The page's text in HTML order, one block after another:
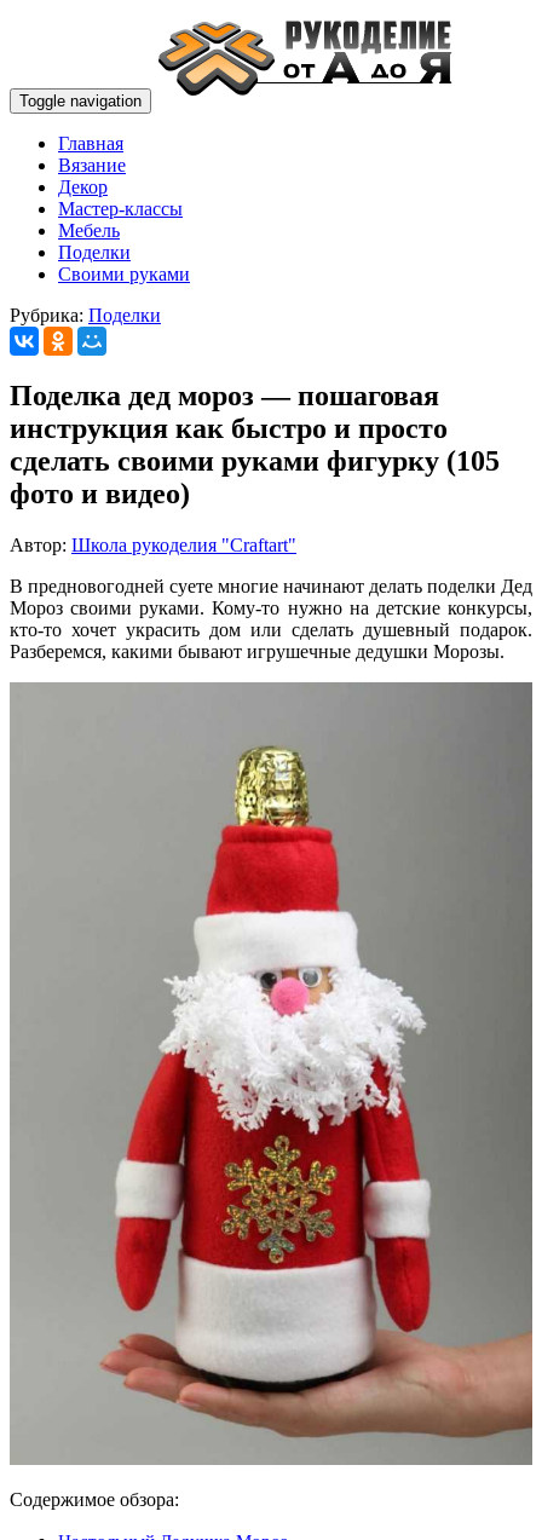
Toggle navigation
Главная
Вязание
Декор
Мастер-классы
Мебель
Поделки
Своими руками
Рубрика: Поделки
Поделка дед мороз — пошаговая
инструкция как быстро и просто
сделать своими руками фигурку (105
фото и видео)
Автор: Школа рукоделия "Craftart"
В предновогодней суете многие начинают делать поделки Дед
Мороз своими руками. Кому-то нужно на детские конкурсы,
кто-то хочет украсить дом или сделать душевный подарок.
Разберемся, какими бывают игрушечные дедушки Морозы.
Содержимое обзора: